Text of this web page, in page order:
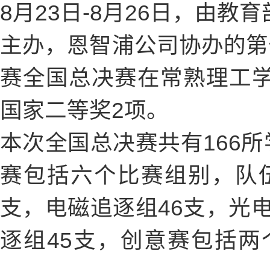
8月23日-8月26日，由教
主办，恩智浦公司协办的
赛全国总决赛在常熟理工
国家二等奖2项。
本次全国总决赛共有166
赛包括六个比赛组别，队
支，电磁追逐组46支，光
逐组45支，创意赛包括